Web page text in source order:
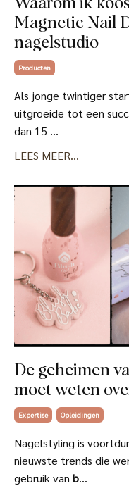
Magnetic Nail
nagelstudio
Producten
Als jonge twintiger
uitgroeide tot een
dan 15 ...
LEES MEER...
De geheimen
moet weten
Expertise Opleidingen
Nagelstyling is
nieuwste trends die
gebruik van b...